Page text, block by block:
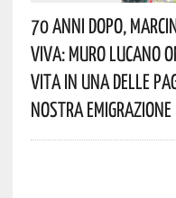
70 Anni Dopo,
Viva: Muro Lucano
Vita In Una Delle
Nostra Emigrazione